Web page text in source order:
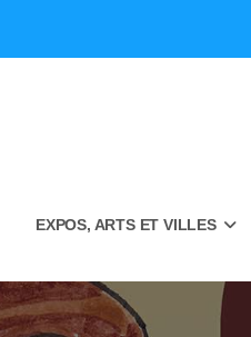
EXPOS, ARTS ET VILLES